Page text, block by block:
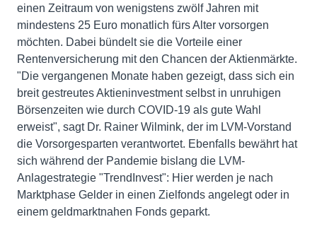
einen Zeitraum von wenigstens zwölf Jahren mit
mindestens 25 Euro monatlich fürs Alter vorsorgen
möchten. Dabei bündelt sie die Vorteile einer
Rentenversicherung mit den Chancen der Aktienmärkte.
"Die vergangenen Monate haben gezeigt, dass sich ein
breit gestreutes Aktieninvestment selbst in unruhigen
Börsenzeiten wie durch COVID-19 als gute Wahl
erweist", sagt Dr. Rainer Wilmink, der im LVM-Vorstand
die Vorsorgesparten verantwortet. Ebenfalls bewährt hat
sich während der Pandemie bislang die LVM-
Anlagestrategie "TrendInvest": Hier werden je nach
Marktphase Gelder in einen Zielfonds angelegt oder in
einem geldmarktnahen Fonds geparkt.